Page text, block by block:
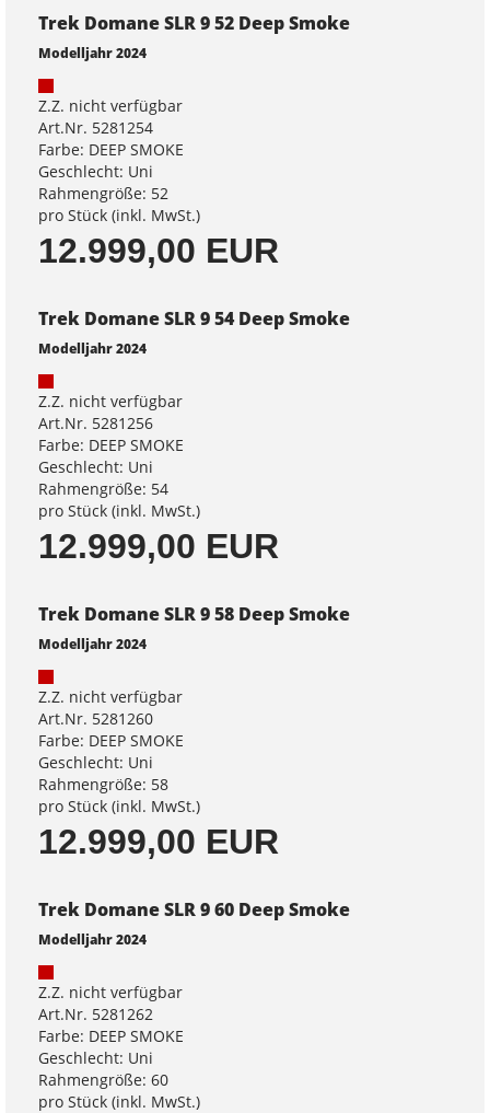
Trek Domane SLR 9 52 Deep Smoke
Modelljahr 2024
Z.Z. nicht verfügbar
Art.Nr. 5281254
Farbe: DEEP SMOKE
Geschlecht: Uni
Rahmengröße: 52
pro Stück (inkl. MwSt.)
12.999,00 EUR
Trek Domane SLR 9 54 Deep Smoke
Modelljahr 2024
Z.Z. nicht verfügbar
Art.Nr. 5281256
Farbe: DEEP SMOKE
Geschlecht: Uni
Rahmengröße: 54
pro Stück (inkl. MwSt.)
12.999,00 EUR
Trek Domane SLR 9 58 Deep Smoke
Modelljahr 2024
Z.Z. nicht verfügbar
Art.Nr. 5281260
Farbe: DEEP SMOKE
Geschlecht: Uni
Rahmengröße: 58
pro Stück (inkl. MwSt.)
12.999,00 EUR
Trek Domane SLR 9 60 Deep Smoke
Modelljahr 2024
Z.Z. nicht verfügbar
Art.Nr. 5281262
Farbe: DEEP SMOKE
Geschlecht: Uni
Rahmengröße: 60
pro Stück (inkl. MwSt.)